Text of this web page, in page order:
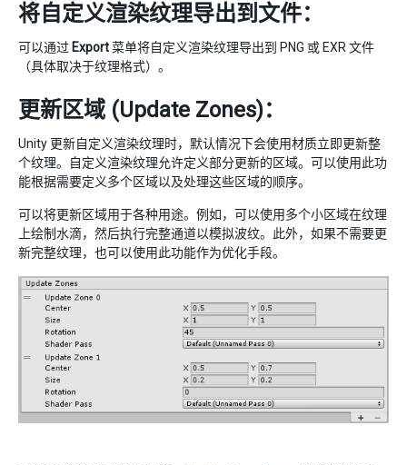
将自定义渲染纹理导出到文件：
可以通过 Export菜单将自定义渲染纹理导出到 PNG 或 EXR 文件
（具体取决于纹理格式）。
更新区域 (Update Zones)：
Unity 更新自定义渲染纹理时，默认情况下会使用材质立即更新整
个纹理。自定义渲染纹理允许定义部分更新的区域。可以使用此功
能根据需要定义多个区域以及处理这些区域的顺序。
可以将更新区域用于各种用途。例如，可以使用多个小区域在纹理
上绘制水滴，然后执行完整通道以模拟波纹。此外，如果不需要更
新完整纹理，也可以使用此功能作为优化手段。